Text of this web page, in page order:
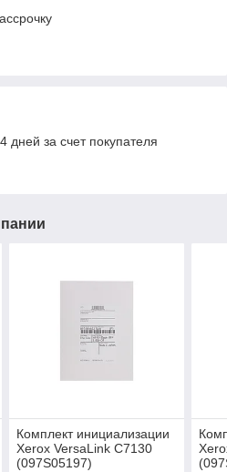
дней за счет покупателя
Комплект инициализации
Xerox VersaLink C7130
(097S05197)